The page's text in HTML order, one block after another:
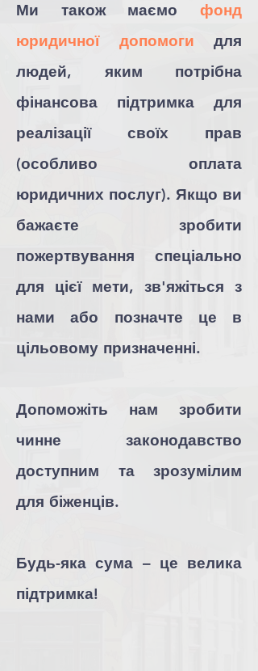
Ми також маємо фонд
юридичної допомоги для
людей, яким потрібна
фінансова підтримка для
реалізації своїх прав
(особливо оплата
юридичних послуг). Якщо ви
бажаєте зробити
пожертвування спеціально
для цієї мети, зв'яжіться з
нами або позначте це в
цільовому призначенні.
Допоможіть нам зробити
чинне законодавство
доступним та зрозумілим
для біженців.
Будь-яка сума – це велика
підтримка!